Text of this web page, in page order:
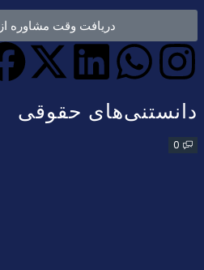
دریافت وقت مشاوره
دانستنی‌های حقوقی
0